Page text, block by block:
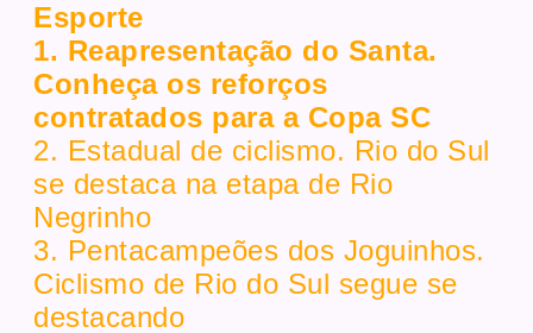
Esporte
1. Reapresentação do Santa.
Conheça os reforços
contratados para a Copa SC
2. Estadual de ciclismo. Rio do Sul
se destaca na etapa de Rio
Negrinho
3. Pentacampeões dos Joguinhos.
Ciclismo de Rio do Sul segue se
destacando